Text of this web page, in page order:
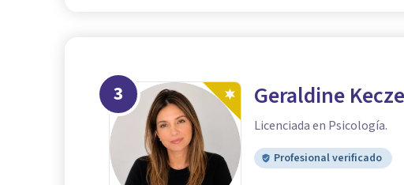
3 Geraldine
Licenciada en Psicología.
Profesional verificado